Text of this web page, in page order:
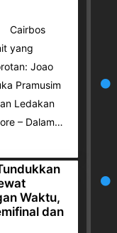
Cairbos
yang
Joao
Pramusim
Ledakan
– Dalam…
Waktu,
dan